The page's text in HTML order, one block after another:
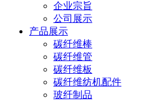
企业宗旨
公司展示
产品展示
碳纤维棒
碳纤维管
碳纤维板
碳纤维纺机配件
玻纤制品